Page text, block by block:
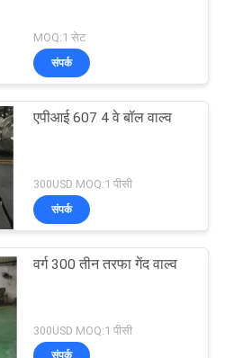
MOQ:1 सेट
संपर्क
एपीआई 607 4 वे बॉल वाल्व
300USD MOQ:1 पीसी
संपर्क
वर्ग 300 तीन तरफा गेंद वाल्व
300USD MOQ:1 पीसी